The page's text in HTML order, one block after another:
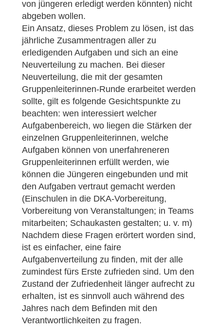
von jüngeren erledigt werden könnten) nicht
abgeben wollen.
Ein Ansatz, dieses Problem zu lösen, ist das
jährliche Zusammentragen aller zu
erledigenden Aufgaben und sich an eine
Neuverteilung zu machen. Bei dieser
Neuverteilung, die mit der gesamten
Gruppenleiterinnen-Runde erarbeitet werden
sollte, gilt es folgende Gesichtspunkte zu
beachten: wen interessiert welcher
Aufgabenbereich, wo liegen die Stärken der
einzelnen Gruppenleiterinnen, welche
Aufgaben können von unerfahreneren
Gruppenleiterinnen erfüllt werden, wie
können die Jüngeren eingebunden und mit
den Aufgaben vertraut gemacht werden
(Einschulen in die DKA-Vorbereitung,
Vorbereitung von Veranstaltungen; in Teams
mitarbeiten; Schaukasten gestalten; u. v. m)
Nachdem diese Fragen erörtert worden sind,
ist es einfacher, eine faire
Aufgabenverteilung zu finden, mit der alle
zumindest fürs Erste zufrieden sind. Um den
Zustand der Zufriedenheit länger aufrecht zu
erhalten, ist es sinnvoll auch während des
Jahres nach dem Befinden mit den
Verantwortlichkeiten zu fragen.